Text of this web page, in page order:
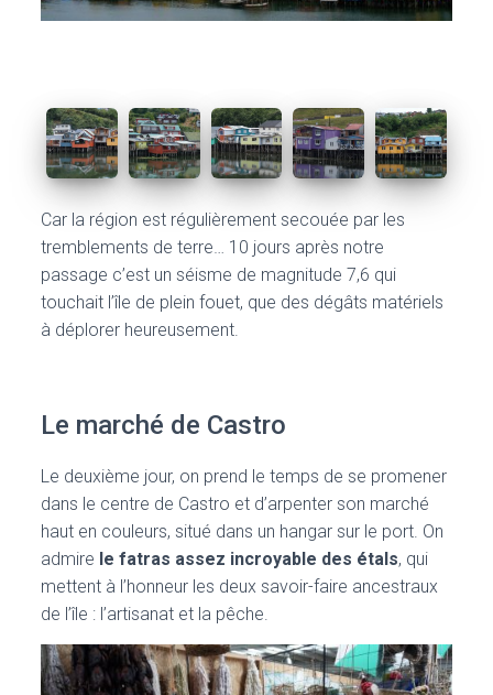
Car la région est régulièrement secouée par les
tremblements de terre… 10 jours après notre
passage c’est un séisme de magnitude 7,6 qui
touchait l’île de plein fouet, que des dégâts matériels
à déplorer heureusement.
Le marché de Castro
Le deuxième jour, on prend le temps de se promener
dans le centre de Castro et d’arpenter son marché
haut en couleurs, situé dans un hangar sur le port. On
admire le fatras assez incroyable des étals, qui
mettent à l’honneur les deux savoir-faire ancestraux
de l’île : l’artisanat et la pêche.